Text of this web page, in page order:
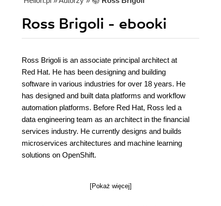
Ross Brigoli - ebooki
Ross Brigoli is an associate principal architect at
Red Hat. He has been designing and building
software in various industries for over 18 years. He
has designed and built data platforms and workflow
automation platforms. Before Red Hat, Ross led a
data engineering team as an architect in the financial
services industry. He currently designs and builds
microservices architectures and machine learning
solutions on OpenShift.
[Pokaż więcej]